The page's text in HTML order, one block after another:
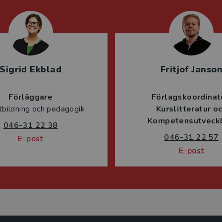
Sigrid Ekblad
Förläggare
och pedagogik
046-31 22 38
E-post
Fritjof Janson
Kurslitteratur
046-31 22 57
E-post